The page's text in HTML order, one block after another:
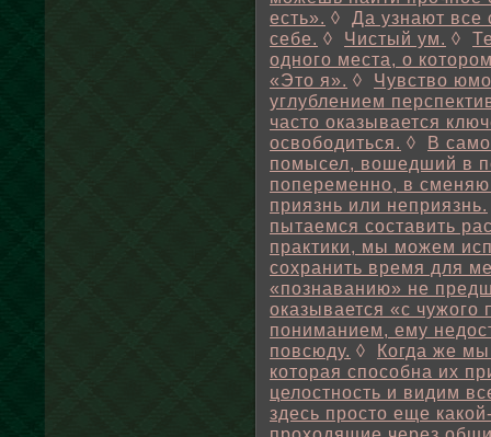
есть». ◊ Да узнают
себе. ◊ Чистый ум. ◊
одного места, о
«Это я». ◊ Чувство
углублением
часто оказывается
освободиться. ◊ В
помысел, вошедший в
попеременно, в
приязнь или неприязнь.
пытаемся составить
практики, мы можем
сохранить время для
«познаванию» не
оказывается «с
пониманием, ему
повсюду. ◊ Когда же мы
которая способна их
целостность и видим
здесь просто еще